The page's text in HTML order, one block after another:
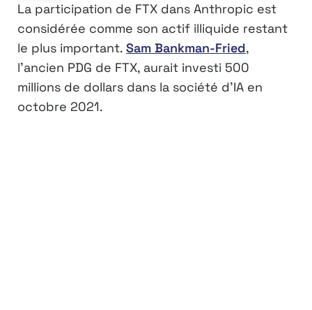
La participation de FTX dans Anthropic est
considérée comme son actif illiquide restant
le plus important. Sam Bankman-Fried,
l’ancien PDG de FTX, aurait investi 500
millions de dollars dans la société d’IA en
octobre 2021.